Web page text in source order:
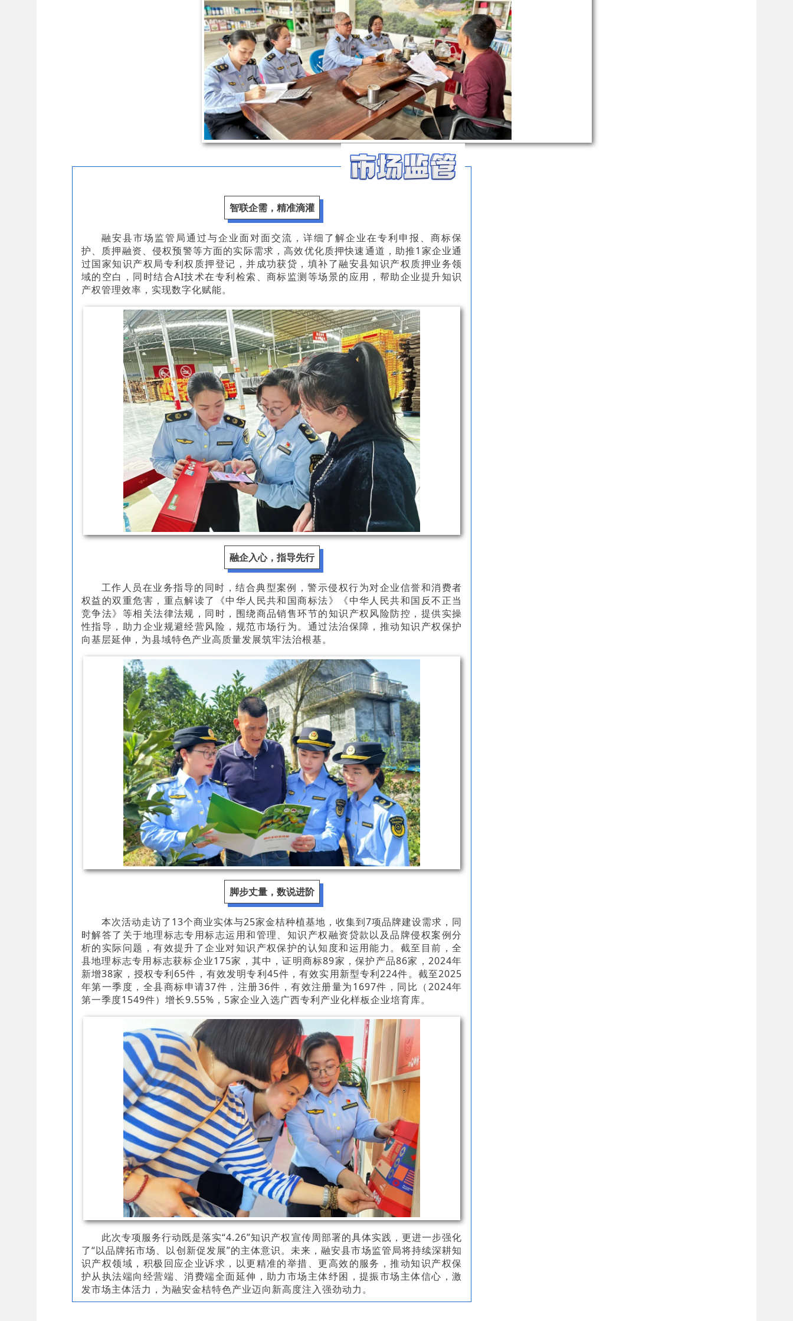
智联企需，精准滴灌
融安县市场监管局通过与企业面对面交流，详细了解企业在专利申报、商标保
护、质押融资、侵权预警等方面的实际需求，高效优化质押快速通道，助推1家企业通
过国家知识产权局专利权质押登记，并成功获贷，填补了融安县知识产权质押业务领
域的空白，同时结合AI技术在专利检索、商标监测等场景的应用，帮助企业提升知识
产权管理效率，实现数字化赋能。
融企入心，指导先行
工作人员在业务指导的同时，结合典型案例，警示侵权行为对企业信誉和消费者
权益的双重危害，重点解读了《中华人民共和国商标法》《中华人民共和国反不正当
竞争法》等相关法律法规，同时，围绕商品销售环节的知识产权风险防控，提供实操
性指导，助力企业规避经营风险，规范市场行为。通过法治保障，推动知识产权保护
向基层延伸，为县域特色产业高质量发展筑牢法治根基。
脚步丈量，数说进阶
本次活动走访了13个商业实体与25家金桔种植基地，收集到7项品牌建设需求，同
时解答了关于地理标志专用标志运用和管理、知识产权融资贷款以及品牌侵权案例分
析的实际问题，有效提升了企业对知识产权保护的认知度和运用能力。截至目前，全
县地理标志专用标志获标企业175家，其中，证明商标89家，保护产品86家，2024年
新增38家，授权专利65件，有效发明专利45件，有效实用新型专利224件。截至2025
年第一季度，全县商标申请37件，注册36件，有效注册量为1697件，同比（2024年
第一季度1549件）增长9.55%，5家企业入选广西专利产业化样板企业培育库。
此次专项服务行动既是落实“4.26”知识产权宣传周部署的具体实践，更进一步强化
了“以品牌拓市场、以创新促发展”的主体意识。未来，融安县市场监管局将持续深耕知
识产权领域，积极回应企业诉求，以更精准的举措、更高效的服务，推动知识产权保
护从执法端向经营端、消费端全面延伸，助力市场主体纾困，提振市场主体信心，激
发市场主体活力，为融安金桔特色产业迈向新高度注入强劲动力。